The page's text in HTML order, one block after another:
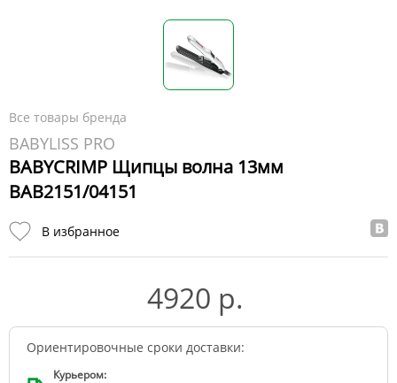
Все товары бренда
BABYLISS PRO
BABYCRIMP Щипцы волна 13мм
BAB2151/04151
В избранное
4920 р.
Ориентировочные сроки доставки:
Курьером: